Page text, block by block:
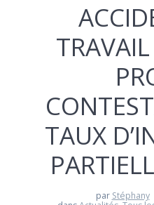
TAUX
par Stéphany